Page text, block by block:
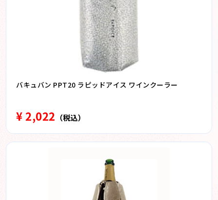
バキュバン PPT20 ラピッドアイス ワインクーラー
¥ 2,022 （税込）